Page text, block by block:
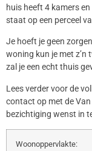
huis heeft 4 kamers
staat op een perceel
Je hoeft je geen
woning kun je met z’n
zal je een echt thuis
Lees verder voor de
contact op met de
bezichtiging wenst in
Woonoppervlakte: